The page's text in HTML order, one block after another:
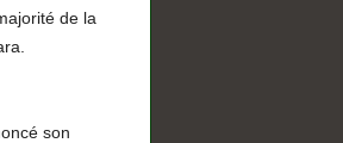
de la
son